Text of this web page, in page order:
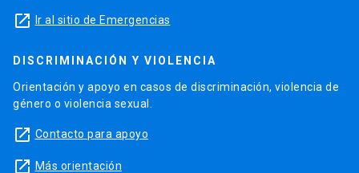
launch Ir al sitio de Emergencias
DISCRIMINACIÓN Y VIOLENCIA
Orientación y apoyo en casos de discriminación, violencia de
género o violencia sexual.
launch Contacto para apoyo
launch Más orientación